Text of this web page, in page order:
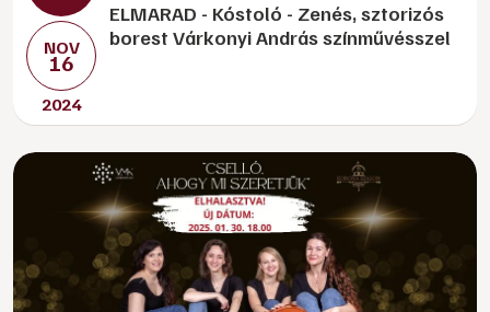
NOV
16
2024
ELMARAD - Kóstoló - Zenés, sztorizós
borest Várkonyi András színművésszel